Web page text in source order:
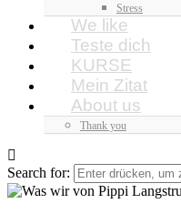
Stress
We like
Teste dich
KURSE
Mein Zitat
About us
Thank you
Search for: